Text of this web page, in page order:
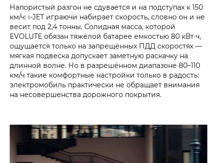
Напористый разгон не сдувается и на подступах к 150
км/ч: i‑JET играючи набирает скорость, словно он и не
весит под 2,4 тонны. Солидная масса, которой
EVOLUTE обязан тяжёлой батарее емкостью 80 кВт·ч,
ощущается только на запрещённых ПДД скоростях —
мягкая подвеска допускает заметную раскачку на
длинной волне. Но в разрешённом диапазоне 80–110
км/ч такие комфортные настройки только в радость:
электромобиль практически не обращает внимания
на несовершенства дорожного покрытия.